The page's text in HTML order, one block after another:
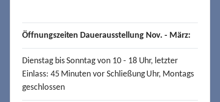
Öffnungszeiten Dauerausstellung Nov. - März:
Dienstag bis Sonntag von 10 - 18 Uhr, letzter
Einlass: 45 Minuten vor Schließung Uhr, Montags
geschlossen